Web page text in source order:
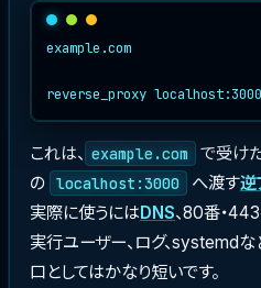
example.com
これは、 example.com
で受け
の localhost:3000 へ渡す逆
実際に使うにはDNS、80番・443
実行ユーザー、ログ、systemd
口としてはかなり短いです。